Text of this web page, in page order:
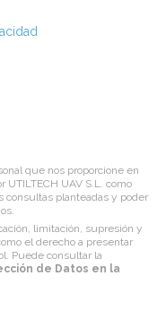
que nos proporcione en
UAV S.L. como
consultas planteadas y poder
limitación, supresión y
el derecho a presentar
Puede consultar la
de Datos en la